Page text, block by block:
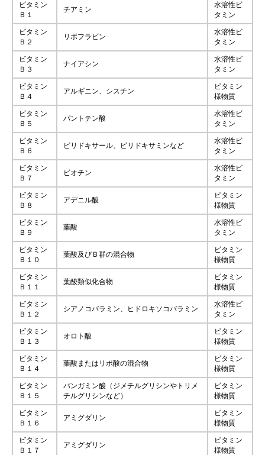
ビタミン
Ｂ１
チアミン
水溶性ビ
タミン
ビタミン
Ｂ２
リボフラビン
水溶性ビ
タミン
ビタミン
Ｂ３
ナイアシン
水溶性ビ
タミン
ビタミン
Ｂ４
アルギニン、シスチン
ビタミン
様物質
ビタミン
Ｂ５
パントテン酸
水溶性ビ
タミン
ビタミン
Ｂ６
ピリドキサール、ピリドキサミンなど
水溶性ビ
タミン
ビタミン
Ｂ７
ビオチン
水溶性ビ
タミン
ビタミン
Ｂ８
アデニル酸
ビタミン
様物質
ビタミン
Ｂ９
葉酸
水溶性ビ
タミン
ビタミン
Ｂ１０
葉酸及びＢ群の混合物
ビタミン
様物質
ビタミン
Ｂ１１
葉酸類似化合物
ビタミン
様物質
ビタミン
Ｂ１２
シアノコバラミン、ヒドロキソコバラミン
水溶性ビ
タミン
ビタミン
Ｂ１３
オロト酸
ビタミン
様物質
ビタミン
Ｂ１４
葉酸またはリポ酸の混合物
ビタミン
様物質
ビタミン
Ｂ１５
パンガミン酸（ジメチルグリシンやトリメ
チルグリシンなど）
ビタミン
様物質
ビタミン
Ｂ１６
アミグダリン
ビタミン
様物質
ビタミン
Ｂ１７
アミグダリン
ビタミン
様物質